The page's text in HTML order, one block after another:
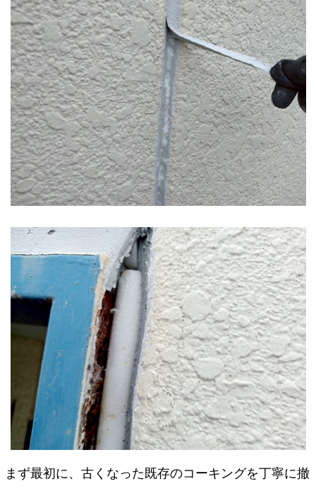
まず最初に、古くなった既存のコーキングを丁寧に撤